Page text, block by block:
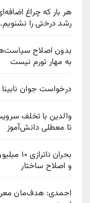
هر بار که چراغ
رشد درختی را
بدون اصلاح
به مهار تورم نیست
درخواست جوان
والدین با تخلف
تا معطلی دانش‌آموز
بحران
و اصلاح ساختار
احمدی: هدف‌مان